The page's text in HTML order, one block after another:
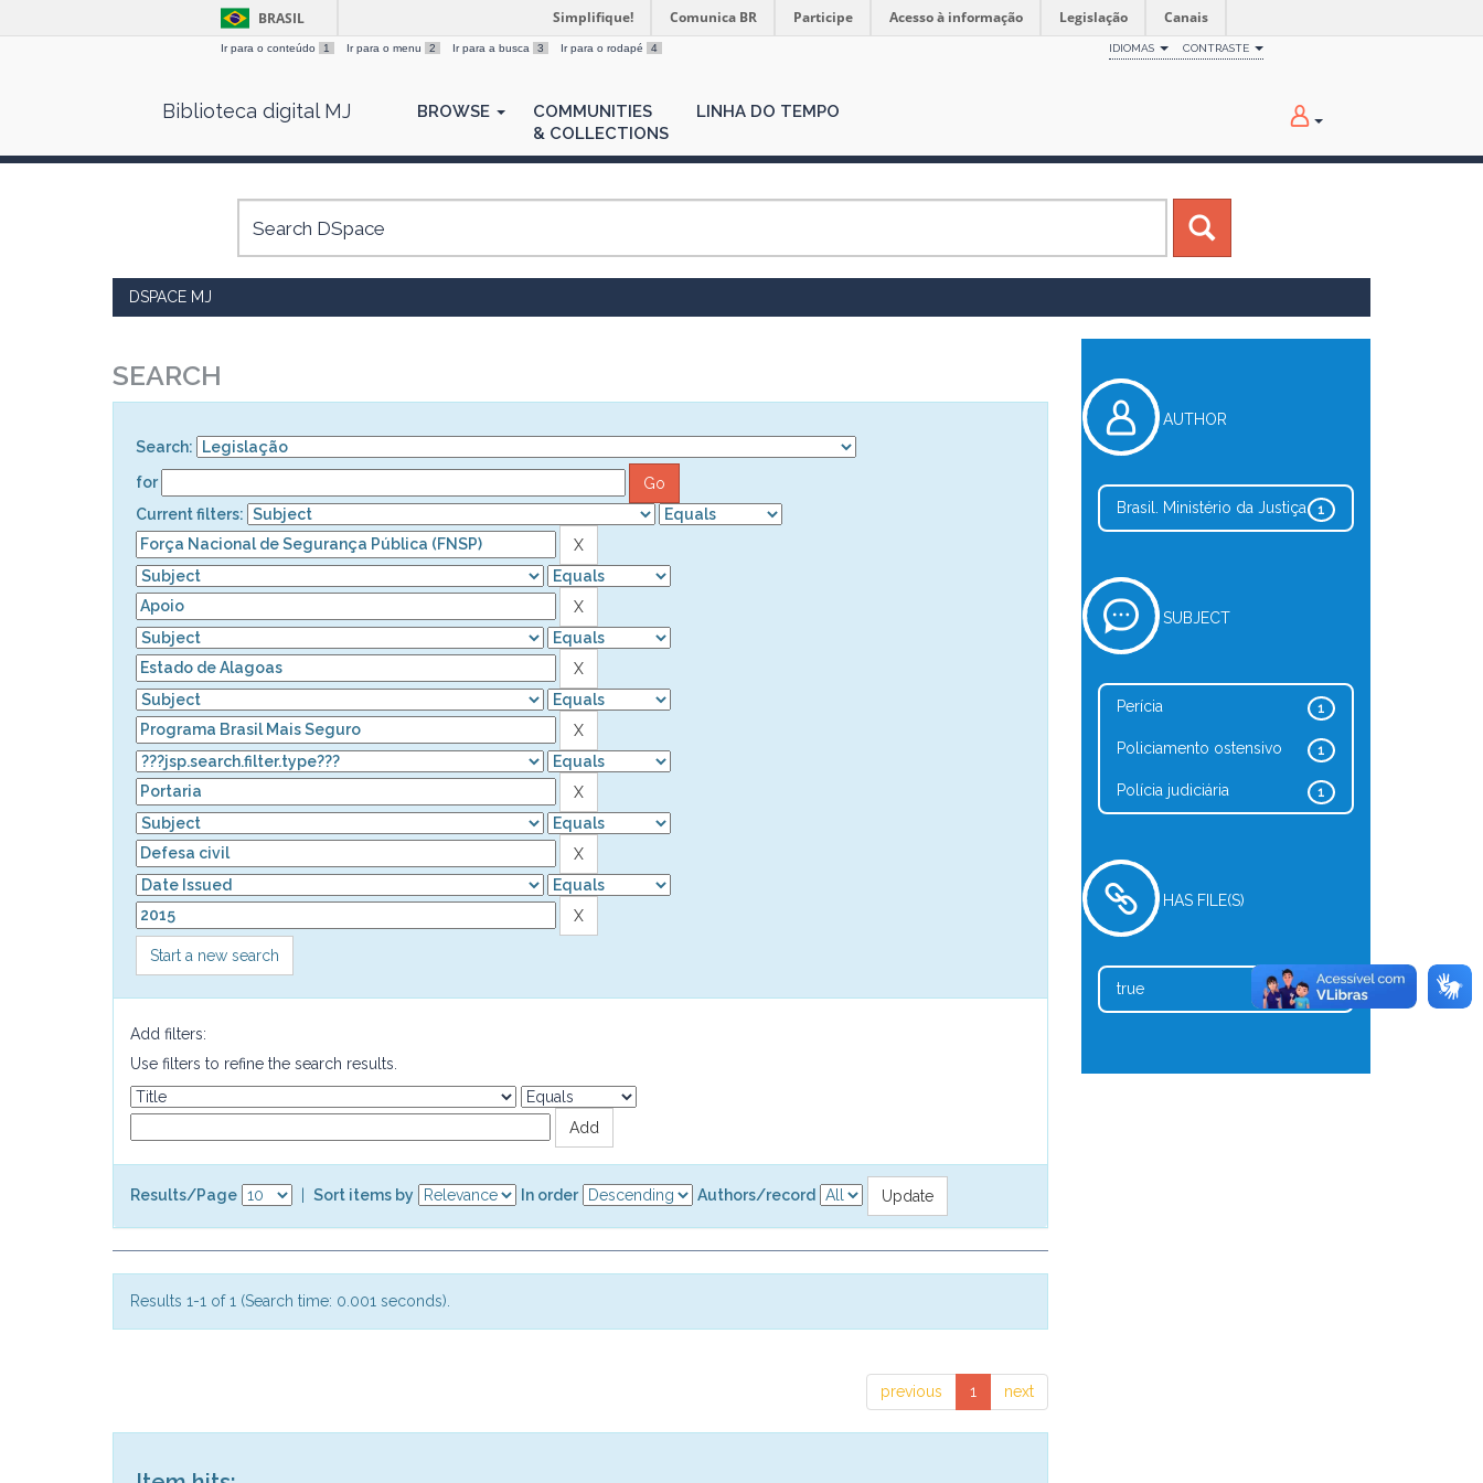
BRASIL Simplifique! Comunica BR Participe Acesso à informação Legislação Canais
Ir para o conteúdo 1 Ir para o menu 2 Ir para a busca 3 Ir para o rodapé 4 IDIOMAS CONTRASTE
Biblioteca digital MJ BROWSE
COMMUNITIES
& COLLECTIONS
LINHA DO TEMPO
DSPACE MJ
SEARCH
Search:
for
Current filters:
Start a new search
Add filters:
Use filters to refine the search results.
Results/Page Sort items by In order Authors/record
Results 1-1 of 1 (Search time: 0.001 seconds).
previous 1 next
AUTHOR
1
Brasil. Ministério da Justiça
SUBJECT
1
Perícia
1
Policiamento ostensivo
1
Polícia judiciária
HAS FILE(S)
1
true